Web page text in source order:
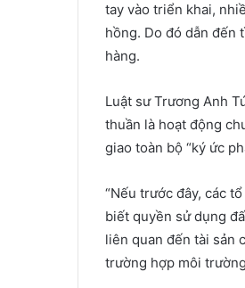
tay vào triển khai,
hồng. Do đó dẫn đến
hàng.
Luật sư Trương Anh
thuần là hoạt động
giao toàn bộ “ký ức
“Nếu trước đây, các
biết quyền sử dụng
liên quan đến tài sản
trường hợp môi